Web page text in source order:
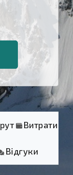
Витрати
Відгуки